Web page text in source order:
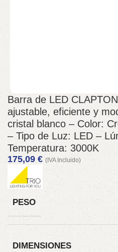
Barra de LED
ajustable, eficiente y
cristal blanco – Color:
– Tipo de Luz: LED –
Temperatura: 3000K
175,09 € (IVA Incluido)
PESO
DIMENSIONES